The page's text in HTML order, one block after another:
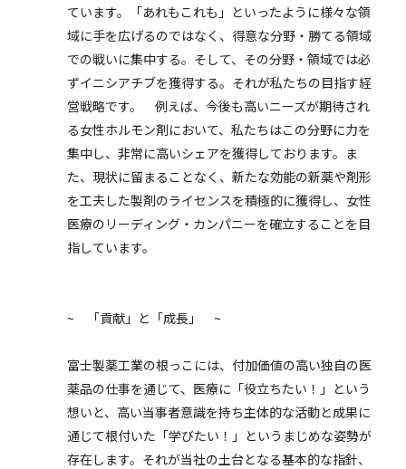
ています。「あれもこれも」といったように様々な領
域に手を広げるのではなく、得意な分野・勝てる領域
での戦いに集中する。そして、その分野・領域では必
ずイニシアチブを獲得する。それが私たちの目指す経
営戦略です。 例えば、今後も高いニーズが期待され
る女性ホルモン剤において、私たちはこの分野に力を
集中し、非常に高いシェアを獲得しております。ま
た、現状に留まることなく、新たな効能の新薬や剤形
を工夫した製剤のライセンスを積極的に獲得し、女性
医療のリーディング・カンパニーを確立することを目
指しています。
~ 「貢献」と「成長」 ~
富士製薬工業の根っこには、付加価値の高い独自の医
薬品の仕事を通じて、医療に「役立ちたい！」という
想いと、高い当事者意識を持ち主体的な活動と成果に
通じて根付いた「学びたい！」というまじめな姿勢が
存在します。それが当社の土台となる基本的な指針、